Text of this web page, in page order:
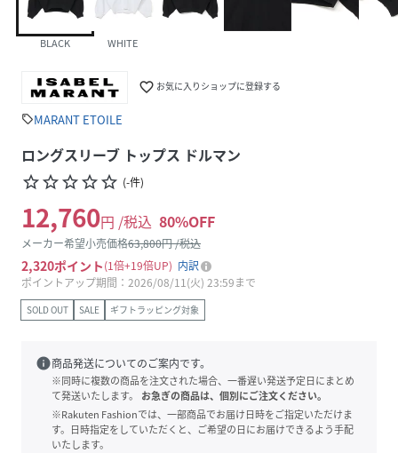
BLACK WHITE
favorite_border お気に入りショップに登録する
sellMARANT ETOILE
ロングスリーブ トップス ドルマン
star_borderstar_borderstar_borderstar_borderstar_border (-件)
12,760円 /税込 80%OFF
メーカー希望小売価格63,800円 /税込
2,320ポイント 1倍 19倍UP
内訳
ポイントアップ期間：2026/08/11(火) 23:59まで
SOLD OUT SALE ギフトラッピング対象
info商品発送についてのご案内です。
※同時に複数の商品を注文された場合、一番遅い発送予定日にまとめ
て発送いたします。
お急ぎの商品は、個別にご注文ください。
※Rakuten Fashionでは、一部商品でお届け日時をご指定いただけま
す。日時指定をしていただくと、ご希望の日にお届けできるよう手配
いたします。